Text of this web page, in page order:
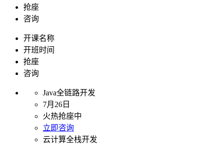
抢座
咨询
开课名称
开班时间
抢座
咨询
Java全链路开发
7月26日
火热抢座中
立即咨询
云计算全栈开发